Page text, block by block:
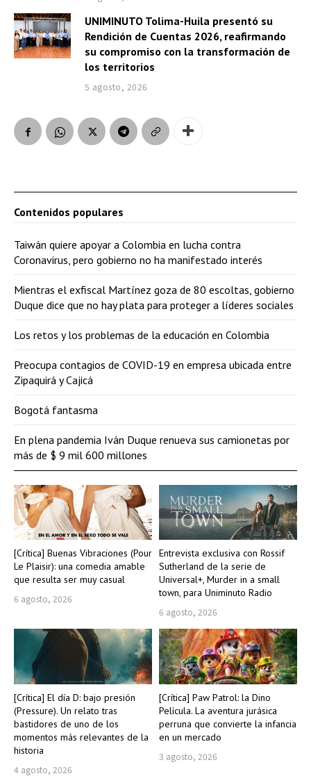
UNIMINUTO Tolima-Huila presentó su
Rendición de Cuentas 2026, reafirmando
su compromiso con la transformación de
los territorios
5 agosto, 2026
[Crítica] Buenas Vibraciones (Pour
Le Plaisir): una comedia amable
que resulta ser muy casual
6 agosto, 2026
Entrevista exclusiva con Rossif
Sutherland de la serie de
Universal+, Murder in a small
town, para Uniminuto Radio
6 agosto, 2026
[Crítica] El día D: bajo presión
(Pressure). Un relato tras
bastidores de uno de los
momentos más relevantes de la
historia
4 agosto, 2026
[Crítica] Paw Patrol: la Dino
Película. La aventura jurásica
perruna que convierte la infancia
en un mercado
3 agosto, 2026
Contenidos populares
Taiwán quiere apoyar a Colombia en lucha contra
Coronavirus, pero gobierno no ha manifestado interés
Mientras el exfiscal Martínez goza de 80 escoltas, gobierno
Duque dice que no hay plata para proteger a líderes sociales
Los retos y los problemas de la educación en Colombia
Preocupa contagios de COVID-19 en empresa ubicada entre
Zipaquirá y Cajicá
Bogotá fantasma
En plena pandemia Iván Duque renueva sus camionetas por
más de $ 9 mil 600 millones